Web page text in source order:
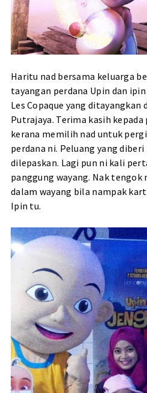
Haritu nad bersama keluarga
tayangan perdana Upin dan
Les Copaque yang ditayangkan
Putrajaya. Terima kasih
kerana memilih nad untuk
perdana ni. Peluang yang
dilepaskan. Lagi pun ni kali
panggung wayang. Nak tengok
dalam wayang bila nampak
Ipin tu.